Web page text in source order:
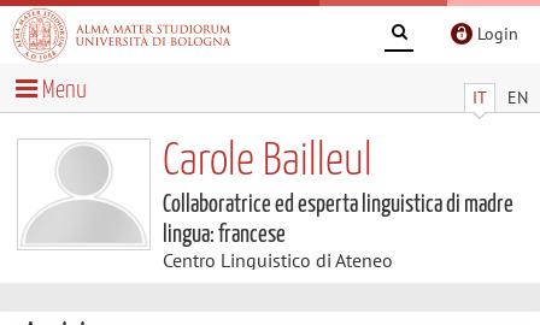
Login
IT EN
Menu
Carole Bailleul
Collaboratrice ed esperta linguistica di madre
lingua: francese
Centro Linguistico di Ateneo